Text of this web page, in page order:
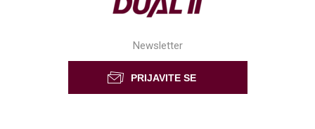
Newsletter